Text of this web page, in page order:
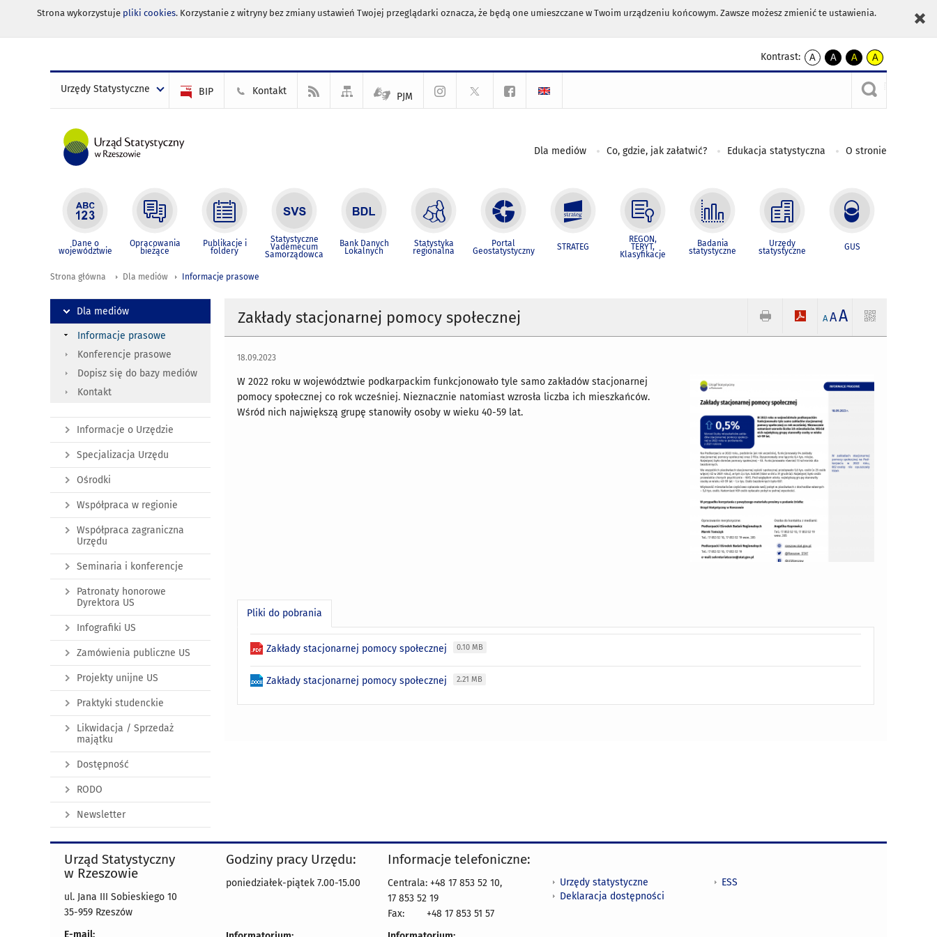
Strona wykorzystuje pliki cookies. Korzystanie z witryny bez zmiany ustawień Twojej przeglądarki oznacza, że będą one umieszczane w Twoim urządzeniu końcowym. Zawsze możesz zmienić te ustawienia.
Kontrast:
A
kontrast
A
kontrast
czarnym
A
kontrast
żółty
tekst
czarnym
A
kontrast
czarny
tekst
żółtym
Urzędy Statystyczne BIP Kontakt PJM
Dla mediów Co, gdzie, jak załatwić? Edukacja statystyczna O stronie
Dane o
województwie
Opracowania
bieżące
Publikacje i
foldery
Statystyczne
Vademecum
Samorządowca
Bank Danych
Lokalnych
Statystyka
regionalna
Portal
Geostatystyczny STRATEG
REGON,
TERYT,
Klasyfikacje
Badania
statystyczne
Urzędy
statystyczne GUS
Strona główna Dla mediów Informacje prasowe
Zakłady stacjonarnej pomocy społecznej A AA
18.09.2023
W 2022 roku w województwie podkarpackim funkcjonowało tyle samo zakładów stacjonarnej
pomocy społecznej co rok wcześniej. Nieznacznie natomiast wzrosła liczba ich mieszkańców.
Wśród nich największą grupę stanowiły osoby w wieku 40-59 lat.
Pliki do pobrania
Zakłady stacjonarnej pomocy społecznej 0.10 MB
Zakłady stacjonarnej pomocy społecznej 2.21 MB
Dla mediów
Informacje prasowe
Konferencje prasowe
Dopisz się do bazy mediów
Kontakt
Informacje o Urzędzie
Specjalizacja Urzędu
Ośrodki
Współpraca w regionie
Współpraca zagraniczna
Urzędu
Seminaria i konferencje
Patronaty honorowe
Dyrektora US
Infografiki US
Zamówienia publiczne US
Projekty unijne US
Praktyki studenckie
Likwidacja / Sprzedaż
majątku
Dostępność
RODO
Newsletter
Urząd Statystyczny
w Rzeszowie
ul. Jana III Sobieskiego 10
35-959 Rzeszów
E-mail:
Godziny pracy Urzędu:
poniedziałek-piątek 7.00-15.00
Informacje telefoniczne:
Centrala: +48 17 853 52 10,
17 853 52 19
Fax:
+48 17 853 51 57
Urzędy statystyczne
Deklaracja dostępności
ESS